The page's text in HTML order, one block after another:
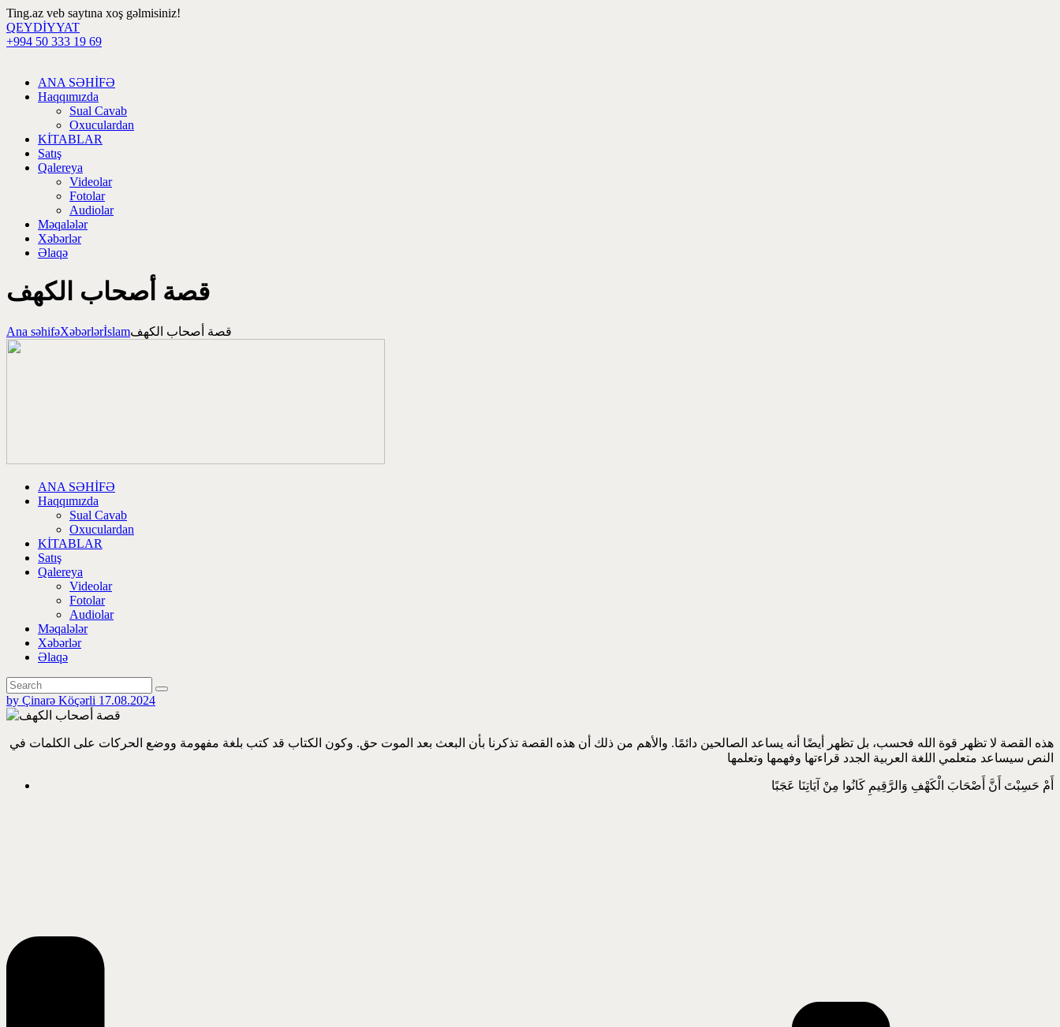
Ting.az veb saytına xoş gəlmisiniz!
QEYDİYYAT
+994 50 333 19 69
ANA SƏHİFƏ
Haqqımızda
Sual Cavab
Oxuculardan
KİTABLAR
Satış
Qalereya
Videolar
Fotolar
Audiolar
Məqalələr
Xəbərlər
Əlaqə
قصة أصحاب الكهف
Ana səhifəXəbərlərİslamقصة أصحاب الكهف
ANA SƏHİFƏ
Haqqımızda
Sual Cavab
Oxuculardan
KİTABLAR
Satış
Qalereya
Videolar
Fotolar
Audiolar
Məqalələr
Xəbərlər
Əlaqə
by Çinarə Köçərli 17.08.2024
هذه القصة لا تظهر قوة الله فحسب، بل تظهر أيضًا أنه يساعد الصالحين دائمًا. والأهم من ذلك أن هذه القصة تذكرنا بأن البعث بعد الموت حق. وكون الكتاب قد كتب بلغة مفهومة ووضع الحركات على الكلمات في
النص سيساعد متعلمي اللغة العربية الجدد قراءتها وفهمها وتعلمها
أَمْ حَسِبْتَ أَنَّ أَصْحَابَ الْكَهْفِ وَالرَّقِيمِ كَانُوا مِنْ آيَاتِنَا عَجَبًا